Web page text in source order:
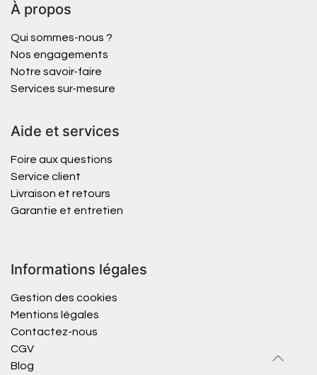
À propos
Qui sommes-nous ?
Nos engagements
Notre savoir-faire
Services sur-mesure
Aide et services
Foire aux questions
Service client
Livraison et retours
Garantie et entretien
Informations légales
Gestion des cookies
Mentions légales
Contactez-nous
CGV
Blog